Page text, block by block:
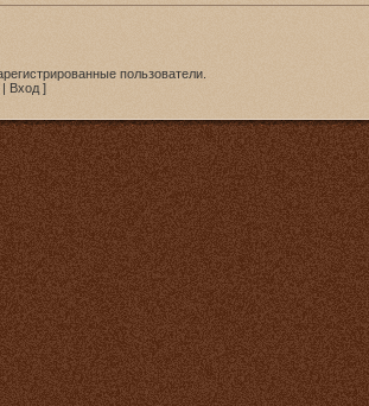
пользователи.
| Вход ]